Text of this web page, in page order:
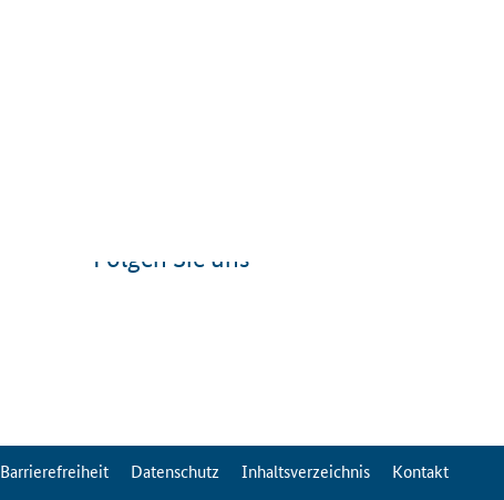
Folgen Sie uns
Barrierefreiheit Datenschutz Inhaltsverzeichnis Kontakt